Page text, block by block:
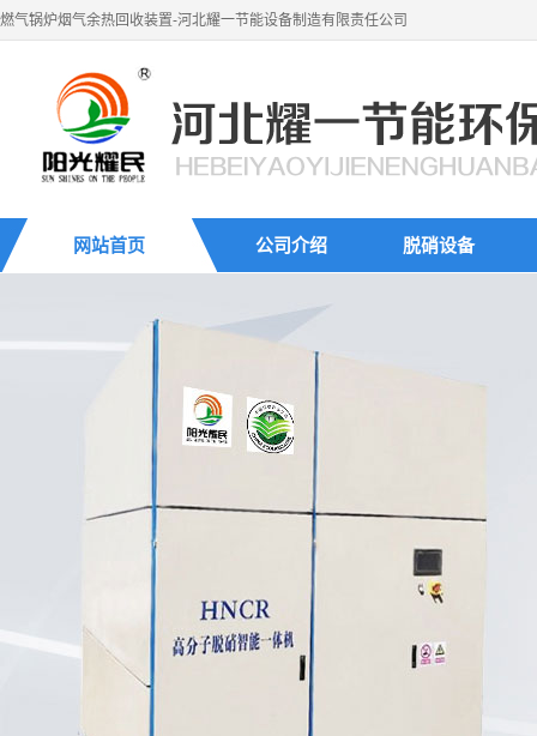
燃气锅炉烟气余热回收装置-河北耀一节能设备制造有限责任公司
网站首页 公司介绍 脱硝设备